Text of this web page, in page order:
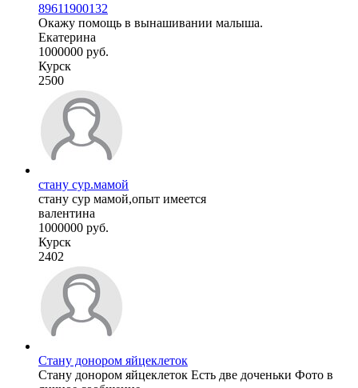
89611900132
Окажу помощь в вынашивании малыша.
Екатерина
1000000 руб.
Курск
2500
стану сур.мамой
стану сур мамой,опыт имеется
валентина
1000000 руб.
Курск
2402
Стану донором яйцеклеток
Стану донором яйцеклеток Есть две доченьки Фото в